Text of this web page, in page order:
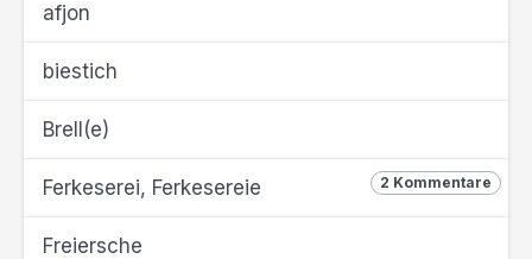
afjon
biestich
Brell(e)
2 Kommentare
Ferkeserei, Ferkesereie
Freiersche